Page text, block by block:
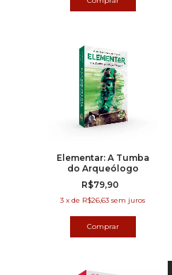
Elementar: A Tumba
do Arqueólogo
R$79,90
3 x de R$26,63 sem juros